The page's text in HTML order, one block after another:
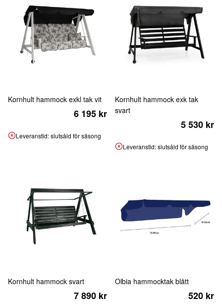
Kornhult hammock exkl tak vit
6 195 kr
Leveranstid: slutsåld för säsong
Kornhult hammock exk tak
svart
5 530 kr
Leveranstid: slutsåld för säsong
Kornhult hammock svart
7 890 kr
Olbia hammocktak blått
520 kr